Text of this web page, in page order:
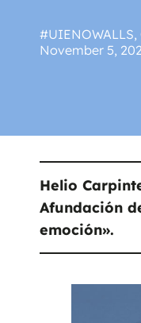
#UIENOWALLS,
November 5,
Helio
Afundación
emoción».